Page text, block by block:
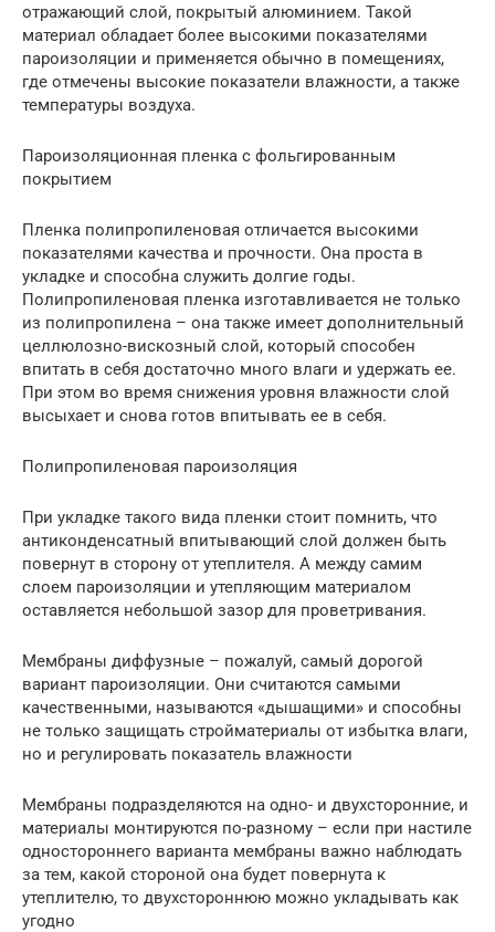
отражающий слой, покрытый алюминием. Такой
материал обладает более высокими показателями
пароизоляции и применяется обычно в помещениях,
где отмечены высокие показатели влажности, а также
температуры воздуха.
Пароизоляционная пленка с фольгированным
покрытием
Пленка полипропиленовая отличается высокими
показателями качества и прочности. Она проста в
укладке и способна служить долгие годы.
Полипропиленовая пленка изготавливается не только
из полипропилена – она также имеет дополнительный
целлюлозно-вискозный слой, который способен
впитать в себя достаточно много влаги и удержать ее.
При этом во время снижения уровня влажности слой
высыхает и снова готов впитывать ее в себя.
Полипропиленовая пароизоляция
При укладке такого вида пленки стоит помнить, что
антиконденсатный впитывающий слой должен быть
повернут в сторону от утеплителя. А между самим
слоем пароизоляции и утепляющим материалом
оставляется небольшой зазор для проветривания.
Мембраны диффузные – пожалуй, самый дорогой
вариант пароизоляции. Они считаются самыми
качественными, называются «дышащими» и способны
не только защищать стройматериалы от избытка влаги,
но и регулировать показатель влажности
Мембраны подразделяются на одно- и двухсторонние, и
материалы монтируются по-разному – если при настиле
одностороннего варианта мембраны важно наблюдать
за тем, какой стороной она будет повернута к
утеплителю, то двухстороннюю можно укладывать как
угодно